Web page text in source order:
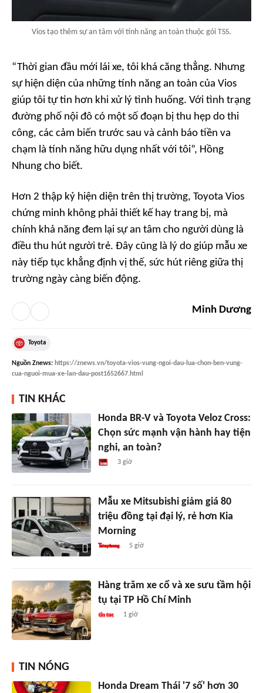
Vios tạo thêm sự an tâm với tính năng an toàn thuộc gói TSS.
“Thời gian đầu mới lái xe, tôi khá căng thẳng. Nhưng
sự hiện diện của những tính năng an toàn của Vios
giúp tôi tự tin hơn khi xử lý tình huống. Với tình trạng
đường phố nội đô có một số đoạn bị thu hẹp do thi
công, các cảm biến trước sau và cảnh báo tiền va
chạm là tính năng hữu dụng nhất với tôi”, Hồng
Nhung cho biết.
Hơn 2 thập kỷ hiện diện trên thị trường, Toyota Vios
chứng minh không phải thiết kế hay trang bị, mà
chính khả năng đem lại sự an tâm cho người dùng là
điều thu hút người trẻ. Đây cũng là lý do giúp mẫu xe
này tiếp tục khẳng định vị thế, sức hút riêng giữa thị
trường ngày càng biến động.
Minh Dương
Toyota
Nguồn Znews: https://znews.vn/toyota-vios-vung-ngoi-dau-lua-chon-ben-vung-
cua-nguoi-mua-xe-lan-dau-post1652667.html
TIN KHÁC
Honda BR-V và Toyota Veloz Cross:
Chọn sức mạnh vận hành hay tiện
nghi, an toàn?
3 giờ
Mẫu xe Mitsubishi giảm giá 80
triệu đồng tại đại lý, rẻ hơn Kia
Morning
5 giờ
Hàng trăm xe cổ và xe sưu tầm hội
tụ tại TP Hồ Chí Minh
1 giờ
TIN NÓNG
Honda Dream Thái '7 số' hơn 30